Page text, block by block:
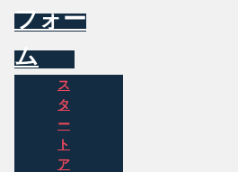
フォー
ム
ス
タ
ー
ト
ア